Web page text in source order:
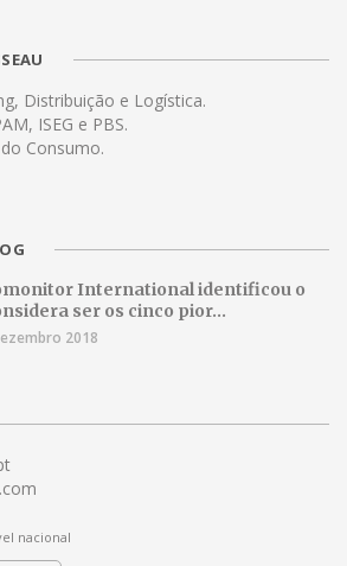
Distribuição e Logística.
ISEG e PBS.
Consumo.
International identificou o
ser os cinco pior...
2018
nacional